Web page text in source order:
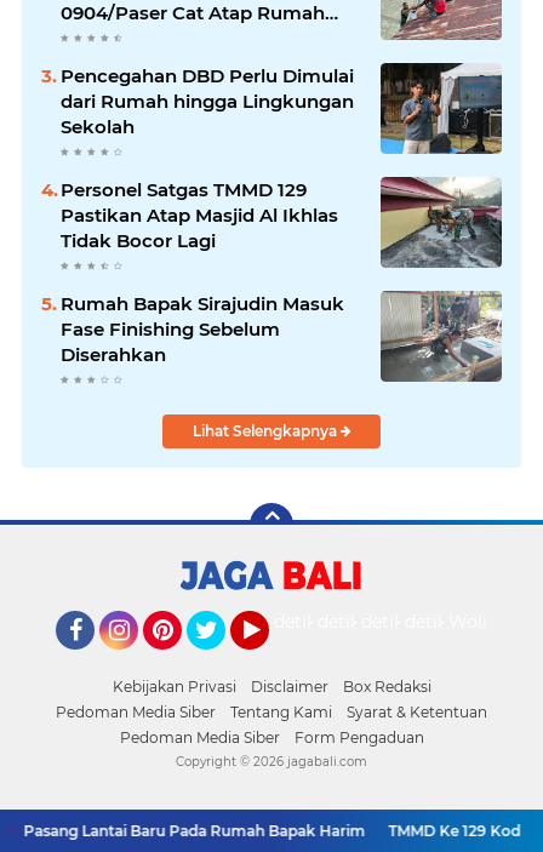
0904/Paser Cat Atap Rumah
Marbot
Pencegahan DBD Perlu Dimulai
dari Rumah hingga Lingkungan
Sekolah
Personel Satgas TMMD 129
Pastikan Atap Masjid Al Ikhlas
Tidak Bocor Lagi
Rumah Bapak Sirajudin Masuk
Fase Finishing Sebelum
Diserahkan
Lihat Selengkapnya
Kebijakan Privasi Disclaimer
Box Redaksi
Pedoman Media Siber
Tentang Kami
Syarat & Ketentuan
Pedoman Media Siber
Form Pengaduan
Pasang Lantai Baru Pada Rumah Bapak Harim TMMD Ke 129 Kodim
Copyright © 2026 jagabali.com